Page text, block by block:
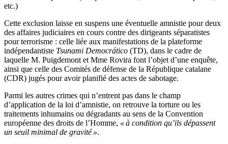
etc.)
Cette exclusion laisse en suspens une éventuelle amnistie pour deux
des affaires judiciaires en cours contre des dirigeants séparatistes
pour terrorisme : celle liée aux manifestations de la plateforme
indépendantiste Tsunami Democrático (TD), dans le cadre de
laquelle M. Puigdemont et Mme Rovira font l’objet d’une enquête,
ainsi que celle des Comités de défense de la République catalane
(CDR) jugés pour avoir planifié des actes de sabotage.
Parmi les autres crimes qui n’entrent pas dans le champ
d’application de la loi d’amnistie, on retrouve la torture ou les
traitements inhumains ou dégradants au sens de la Convention
européenne des droits de l’Homme, « à condition qu’ils dépassent
un seuil minimal de gravité ».